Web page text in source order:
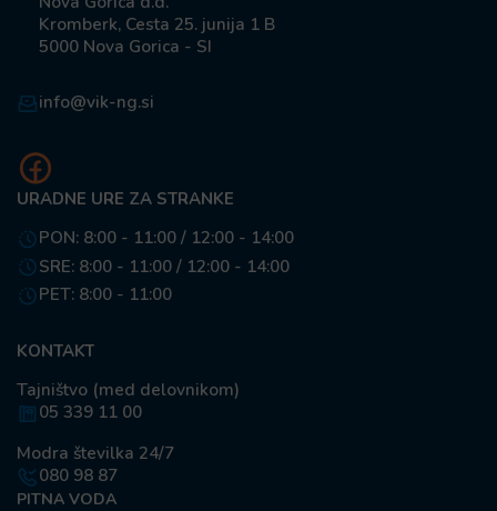
Kromberk, Cesta 25. junija 1 B
5000 Nova Gorica - SI
info@vik-ng.si
URADNE URE ZA STRANKE
PON: 8:00 - 11:00 / 12:00 - 14:00
SRE: 8:00 - 11:00 / 12:00 - 14:00
PET: 8:00 - 11:00
KONTAKT
Tajništvo (med delovnikom)
05 339 11 00
Modra številka 24/7
080 98 87
PITNA VODA